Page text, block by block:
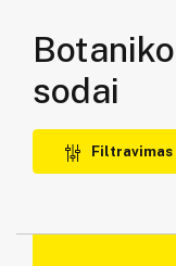
sodai
Filtravimas